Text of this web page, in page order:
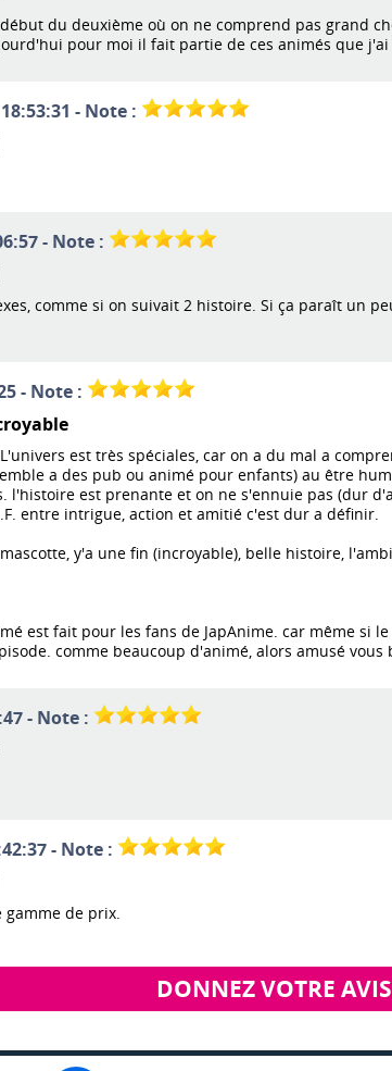
du deuxième où on ne comprend pas grand
pour moi il fait partie de ces animés que
- Note :
- Note :
comme si on suivait 2 histoire. Si ça paraît un
- Note :
est très spéciales, car on a du mal a
a des pub ou animé pour enfants) au être
l'histoire est prenante et on ne s'ennuie pas (dur
entre intrigue, action et amitié c'est dur a définir.
y'a une fin (incroyable), belle histoire,
est fait pour les fans de JapAnime. car même si
comme beaucoup d'animé, alors amusé vous
- Note :
- Note :
de prix.
DONNEZ VOTRE AVIS